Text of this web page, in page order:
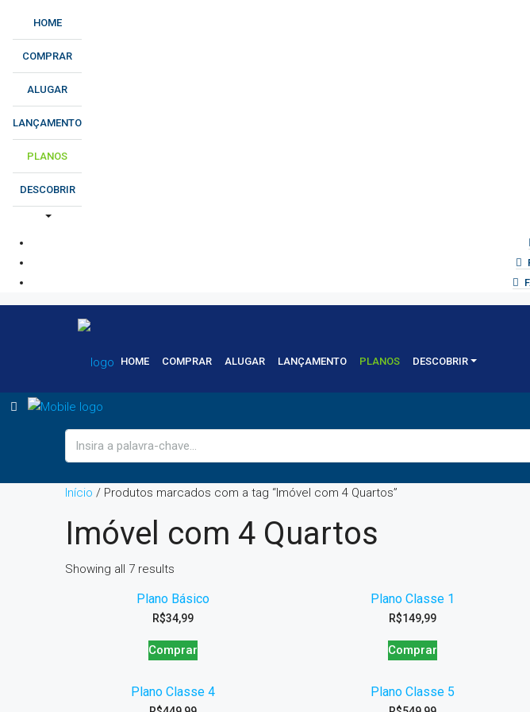
HOME
COMPRAR
ALUGAR
LANÇAMENTO
PLANOS
DESCOBRIR
HOME COMPRAR ALUGAR LANÇAMENTO PLANOS DESCOBRIR
Início / Produtos marcados com a tag “Imóvel com 4 Quartos”
Imóvel com 4 Quartos
Showing all 7 results
Plano Básico
R$34,99
Comprar
Plano Classe 1
R$149,99
Comprar
Plano Classe 4 Plano Classe 5